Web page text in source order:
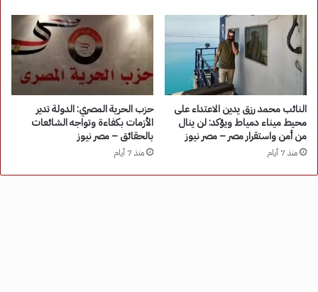
النائب محمد رزق يدين الاعتداء على
محيط ميناء دمياط ويؤكد: لن ينال
من أمن واستقرار مصر – مصر نيوز
منذ 7 أيام
حزب الحرية المصري: الدولة تدير
الأزمات بكفاءة وتواجه الشائعات
بالحقائق – مصر نيوز
منذ 7 أيام